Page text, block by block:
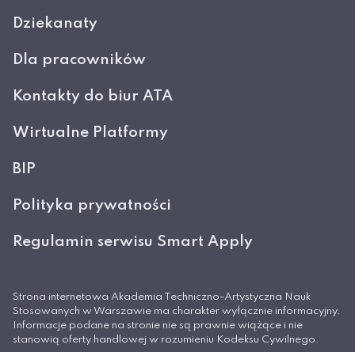
Dziekanaty
Dla pracowników
Kontakty do biur ATA
Wirtualne Platformy
BIP
Polityka prywatności
Regulamin serwisu Smart Apply
Strona internetowa Akademia Techniczno-Artystyczna Nauk
Stosowanych w Warszawie ma charakter wyłącznie informacyjny.
Informacje podane na stronie nie są prawnie wiążące i nie
stanowią oferty handlowej w rozumieniu Kodeksu Cywilnego.